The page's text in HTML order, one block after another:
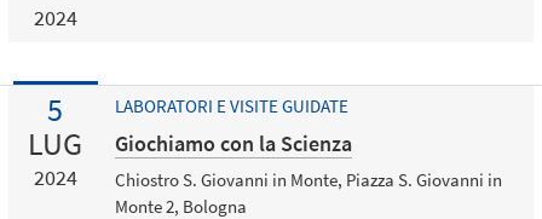
2024
5
LUG
2024
LABORATORI E VISITE GUIDATE
Giochiamo con la Scienza
Chiostro S. Giovanni in Monte, Piazza S. Giovanni in
Monte 2, Bologna